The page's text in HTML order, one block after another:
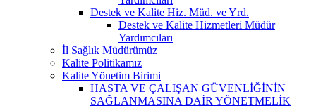
Destek ve Kalite Hiz. Müd. ve Yrd.
Destek ve Kalite Hizmetleri Müdür
Yardımcıları
İl Sağlık Müdürümüz
Kalite Politikamız
Kalite Yönetim Birimi
HASTA VE ÇALIŞAN GÜVENLİĞİNİN
SAĞLANMASINA DAİR YÖNETMELİK